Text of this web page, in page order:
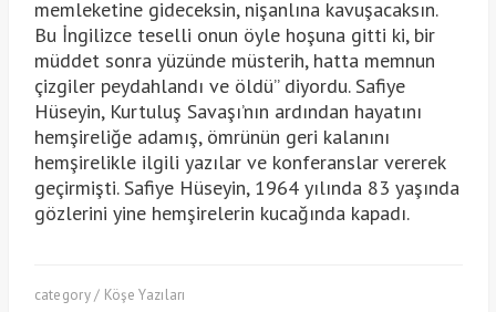
memleketine gideceksin, nişanlına kavuşacaksın.
Bu İngilizce teselli onun öyle hoşuna gitti ki, bir
müddet sonra yüzünde müsterih, hatta memnun
çizgiler peydahlandı ve öldü” diyordu. Safiye
Hüseyin, Kurtuluş Savaşı’nın ardından hayatını
hemşireliğe adamış, ömrünün geri kalanını
hemşirelikle ilgili yazılar ve konferanslar vererek
geçirmişti. Safiye Hüseyin, 1964 yılında 83 yaşında
gözlerini yine hemşirelerin kucağında kapadı.
category / Köşe Yazıları